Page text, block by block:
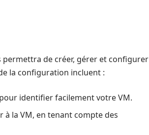
permettra de créer, gérer et configurer
la configuration incluent :
identifier facilement votre VM.
à la VM, en tenant compte des